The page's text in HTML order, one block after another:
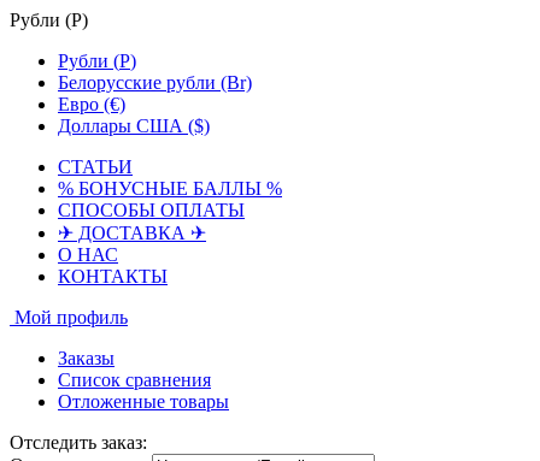
Рубли (Р)
Рубли (Р)
Белорусские рубли (Br)
Евро (€)
Доллары США ($)
СТАТЬИ
% БОНУСНЫЕ БАЛЛЫ %
СПОСОБЫ ОПЛАТЫ
✈ ДОСТАВКА ✈
О НАС
КОНТАКТЫ
Мой профиль
Заказы
Список сравнения
Отложенные товары
Отследить заказ: